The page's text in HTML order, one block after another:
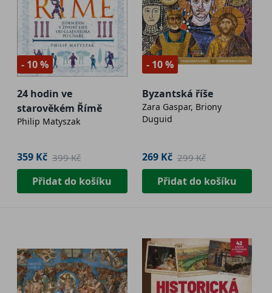
- 10 %
24 hodin ve
starověkém Římě
Philip Matyszak
359 Kč 399 Kč
Přidat do košíku
- 10 %
Byzantská říše
Zara Gaspar, Briony
Duguid
269 Kč 299 Kč
Přidat do košíku